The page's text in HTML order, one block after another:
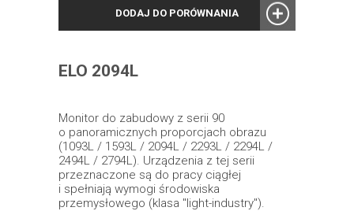
DODAJ DO PORÓWNANIA
ELO 2094L
Monitor do zabudowy z serii 90
o panoramicznych proporcjach obrazu
(1093L / 1593L / 2094L / 2293L / 2294L /
2494L / 2794L). Urządzenia z tej serii
przeznaczone są do pracy ciągłej
i spełniają wymogi środowiska
przemysłowego (klasa "light-industry").